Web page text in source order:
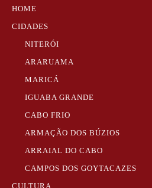
HOME
CIDADES
NITERÓI
ARARUAMA
MARICÁ
IGUABA GRANDE
CABO FRIO
ARMAÇÃO DOS BÚZIOS
ARRAIAL DO CABO
CAMPOS DOS GOYTACAZES
CULTURA